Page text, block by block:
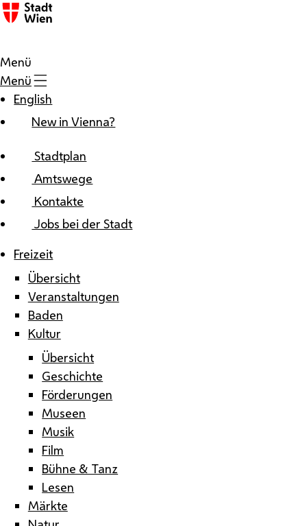
Zum Inhalt
Menü
Menü
English
New in Vienna?
Stadtplan
Amtswege
Kontakte
Jobs bei der Stadt
Freizeit
Übersicht
Veranstaltungen
Baden
Kultur
Übersicht
Geschichte
Förderungen
Museen
Musik
Film
Bühne & Tanz
Lesen
Märkte